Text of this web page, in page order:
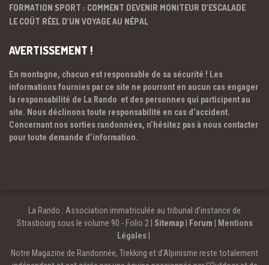
FORMATION SPORT : COMMENT DEVENIR MONITEUR D’ESCALADE
LE COÛT RÉEL D’UN VOYAGE AU NÉPAL
AVERTISSEMENT !
En montagne, chacun est responsable de sa sécurité ! Les
informations fournies par ce site ne pourront en aucun cas engager
la responsabilité de La Rando et des personnes qui participent au
site. Nous déclinons toute responsabilité en cas d’accident.
Concernant nos sorties randonnées, n’hésitez pas à nous contacter
pour toute demande d’information.
La Rando : Association immatriculée au tribunal d’instance de
Strasbourg sous le volume 90 - Folio 2 | Sitemap| Forum | Mentions
Légales |
Notre Magazine de Randonnée, Trekking et d'Alpinisme reste totalement